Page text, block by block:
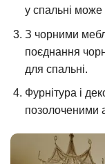
у спальні
З чорними
поєднання
для спальні.
Фурнітура і
позолоченими